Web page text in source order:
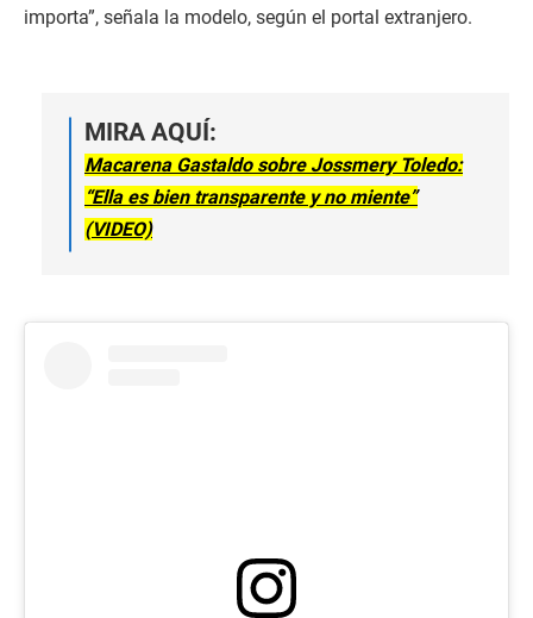
importa”, señala la modelo, según el portal extranjero.
MIRA AQUÍ:
Macarena Gastaldo sobre Jossmery Toledo:
“Ella es bien transparente y no miente”
(VIDEO)